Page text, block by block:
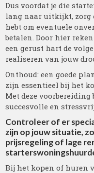
Dus voordat je die
lang naar uitkijkt, zorg
hebt om eventuele
betalen. Door hier
een gerust hart de
realiseren van jouw
Onthoud: een goede
zijn essentieel bij het
Met deze
succesvolle en
Controleer of er
zijn op jouw situatie,
prijsregeling of lage
Bij het kopen of huren